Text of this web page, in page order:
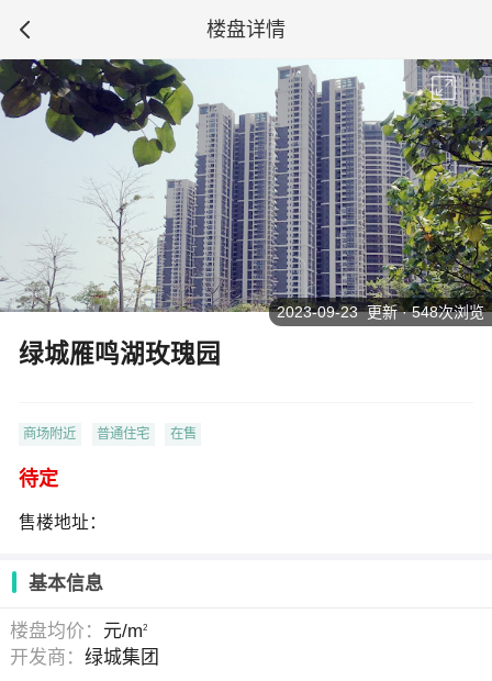
楼盘详情
绿城雁鸣湖玫瑰园
商场附近 普通住宅 在售
待定
售楼地址：
2023-09-23 更新 · 548次浏览
基本信息
楼盘均价： 元/m2
开发商：绿城集团